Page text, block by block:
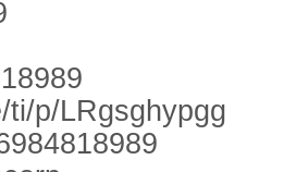
ti/p/LRgsghypgg